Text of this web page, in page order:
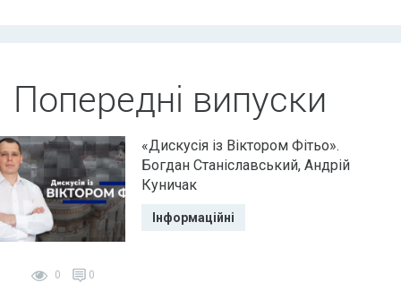
Попередні випуски
0 0
«Дискусія із Віктором Фітьо».
Богдан Станіславський, Андрій
Куничак
Інформаційні